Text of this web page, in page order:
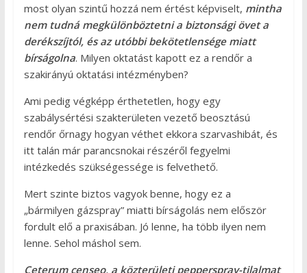
most olyan szintű hozzá nem értést képviselt, mintha
nem tudná megkülönböztetni a biztonsági övet a
derékszíjtól, és az utóbbi bekötetlensége miatt
bírságolna. Milyen oktatást kapott ez a rendőr a
szakirányú oktatási intézményben?
Ami pedig végképp érthetetlen, hogy egy
szabálysértési szakterületen vezető beosztású
rendőr őrnagy hogyan véthet ekkora szarvashibát, és
itt talán már parancsnokai részéről fegyelmi
intézkedés szükségessége is felvethető.
Mert szinte biztos vagyok benne, hogy ez a
„bármilyen gázspray” miatti bírságolás nem először
fordult elő a praxisában. Jó lenne, ha több ilyen nem
lenne. Sehol máshol sem.
Ceterum censeo, a közterületi pepperspray-tilalmat